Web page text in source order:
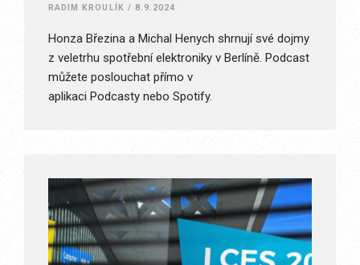
RADIM KROULÍK / 8.9.2024
Honza Březina a Michal Henych shrnují své dojmy
z veletrhu spotřební elektroniky v Berlíně. Podcast
můžete poslouchat přímo v
aplikaci Podcasty nebo Spotify.